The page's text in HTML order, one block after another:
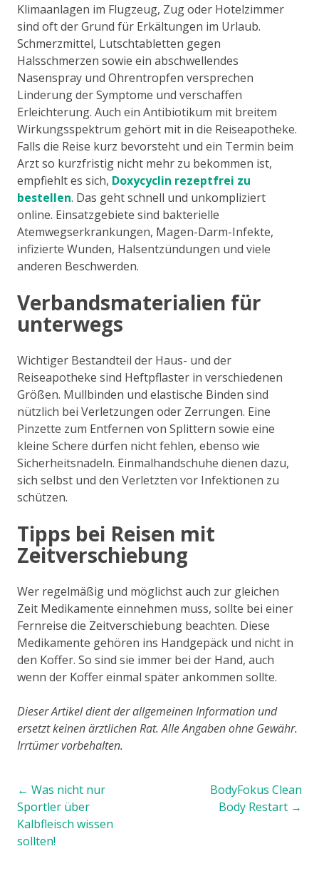
Klimaanlagen im Flugzeug, Zug oder Hotelzimmer
sind oft der Grund für Erkältungen im Urlaub.
Schmerzmittel, Lutschtabletten gegen
Halsschmerzen sowie ein abschwellendes
Nasenspray und Ohrentropfen versprechen
Linderung der Symptome und verschaffen
Erleichterung. Auch ein Antibiotikum mit breitem
Wirkungsspektrum gehört mit in die Reiseapotheke.
Falls die Reise kurz bevorsteht und ein Termin beim
Arzt so kurzfristig nicht mehr zu bekommen ist,
empfiehlt es sich, Doxycyclin rezeptfrei zu
bestellen. Das geht schnell und unkompliziert
online. Einsatzgebiete sind bakterielle
Atemwegserkrankungen, Magen-Darm-Infekte,
infizierte Wunden, Halsentzündungen und viele
anderen Beschwerden.
Verbandsmaterialien für
unterwegs
Wichtiger Bestandteil der Haus- und der
Reiseapotheke sind Heftpflaster in verschiedenen
Größen. Mullbinden und elastische Binden sind
nützlich bei Verletzungen oder Zerrungen. Eine
Pinzette zum Entfernen von Splittern sowie eine
kleine Schere dürfen nicht fehlen, ebenso wie
Sicherheitsnadeln. Einmalhandschuhe dienen dazu,
sich selbst und den Verletzten vor Infektionen zu
schützen.
Tipps bei Reisen mit
Zeitverschiebung
Wer regelmäßig und möglichst auch zur gleichen
Zeit Medikamente einnehmen muss, sollte bei einer
Fernreise die Zeitverschiebung beachten. Diese
Medikamente gehören ins Handgepäck und nicht in
den Koffer. So sind sie immer bei der Hand, auch
wenn der Koffer einmal später ankommen sollte.
Dieser Artikel dient der allgemeinen Information und
ersetzt keinen ärztlichen Rat. Alle Angaben ohne Gewähr.
Irrtümer vorbehalten.
Post navigation
← Was nicht nur
Sportler über
Kalbfleisch wissen
sollten!
BodyFokus Clean
Body Restart →